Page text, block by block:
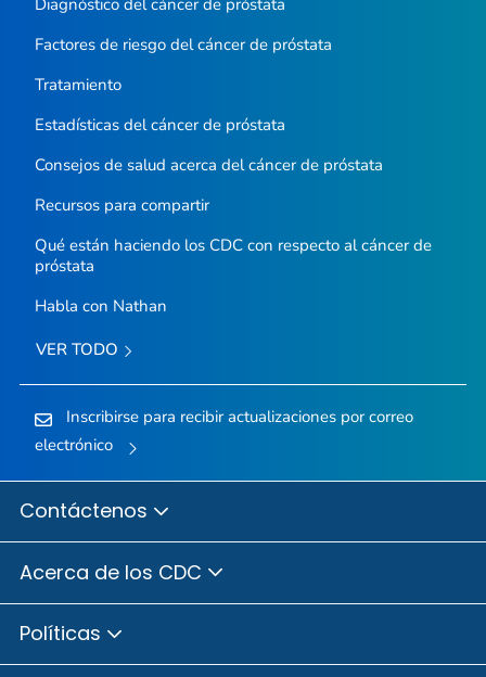
Diagnóstico del cáncer de próstata
Factores de riesgo del cáncer de próstata
Tratamiento
Estadísticas del cáncer de próstata
Consejos de salud acerca del cáncer de próstata
Recursos para compartir
Qué están haciendo los CDC con respecto al cáncer de
próstata
Habla con Nathan
VER TODO
Inscribirse para recibir actualizaciones por correo
electrónico
Contáctenos
Acerca de los CDC
Políticas